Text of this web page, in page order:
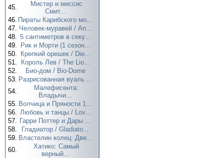
45.
Мистер и миссис
Смит...
46. Пираты Карибского мо...
47. Человек-муравей / An...
48. 5 сантиметров в секу...
49.
Рик и Морти (1 сезон...
50.
Крепкий орешек / Die...
51.
Король Лев / The Lio...
52.
Био-дом / Bio-Dome
53. Разрисованная вуаль ...
54.
Малефисента:
Владычи...
55. Волчица и Пряности 1...
56. Любовь и танцы / Lov...
57. Гарри Поттер и Дары ...
58.
Гладиатор / Gladiato...
59. Властелин колец: Две...
60.
Хатико: Самый
верный...